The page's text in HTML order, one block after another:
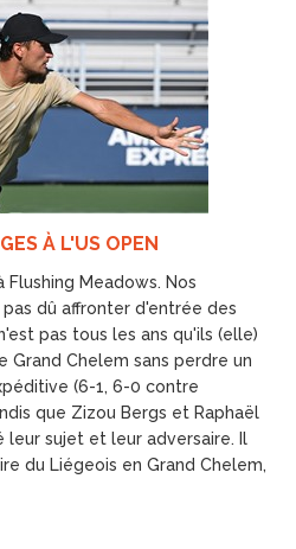
À L'US OPEN
Meadows. Nos
dû affronter d'entrée des
pas tous les ans qu'ils (elle)
Grand Chelem sans perdre un
(6-1, 6-0 contre
que Zizou Bergs et Raphaël
leur sujet et leur adversaire. Il
du Liégeois en Grand Chelem,